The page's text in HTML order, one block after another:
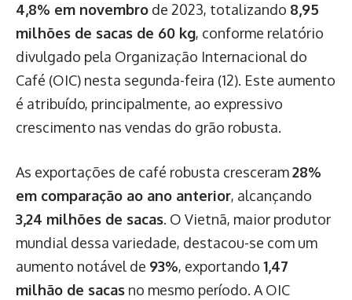
4,8% em novembro de 2023, totalizando 8,95
milhões de sacas de 60 kg, conforme relatório
divulgado pela Organização Internacional do
Café (OIC) nesta segunda-feira (12). Este aumento
é atribuído, principalmente, ao expressivo
crescimento nas vendas do grão robusta.
As exportações de café robusta cresceram28%
em comparação ao ano anterior, alcançando
3,24 milhões de sacas. O Vietnã, maior produtor
mundial dessa variedade, destacou-se com um
aumento notável de 93%, exportando 1,47
milhão de sacas no mesmo período. A OIC